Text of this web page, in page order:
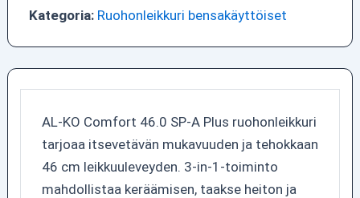
Kategoria: Ruohonleikkuri bensakäyttöiset
AL-KO Comfort 46.0 SP-A Plus ruohonleikkuri
tarjoaa itsevetävän mukavuuden ja tehokkaan
46 cm leikkuuleveyden. 3-in-1-toiminto
mahdollistaa keräämisen, taakse heiton ja